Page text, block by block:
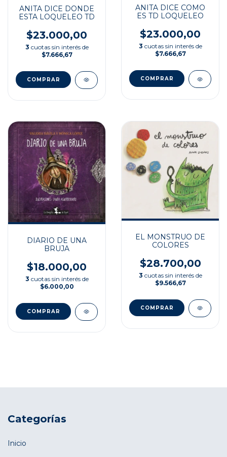
ANITA DICE DONDE
ESTA LOQUELEO TD
$23.000,00
3 cuotas sin interés de
$7.666,67
ANITA DICE COMO
ES TD LOQUELEO
$23.000,00
3 cuotas sin interés de
$7.666,67
DIARIO DE UNA
BRUJA
$18.000,00
3 cuotas sin interés de
$6.000,00
EL MONSTRUO DE
COLORES
$28.700,00
3 cuotas sin interés de
$9.566,67
Categorías
Inicio